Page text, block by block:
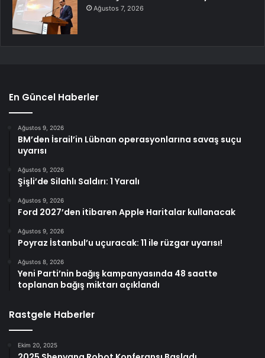
Ağustos 7, 2026
En Güncel Haberler
Ağustos 9, 2026
BM’den İsrail’in Lübnan operasyonlarına savaş suçu
uyarısı
Ağustos 9, 2026
Şişli’de Silahlı Saldırı: 1 Yaralı
Ağustos 9, 2026
Ford 2027’den itibaren Apple Haritalar kullanacak
Ağustos 9, 2026
Poyraz İstanbul’u uçuracak: 11 ile rüzgar uyarısı!
Ağustos 8, 2026
Yeni Parti’nin bağış kampanyasında 48 saatte
toplanan bağış miktarı açıklandı
Rastgele Haberler
Ekim 20, 2025